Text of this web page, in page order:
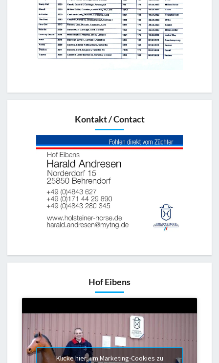
Kontakt / Contact
Hof Eibens
Klicke hier, um Marketing-Cookies zu